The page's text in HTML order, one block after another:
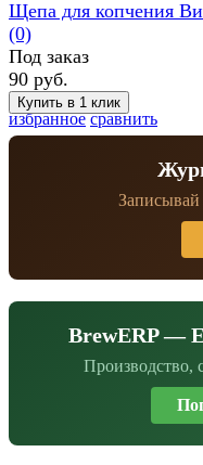
избранное сравнить
Щепа для копчения
(0)
Под заказ
90 руб.
Записывай
BrewERP —
Производство,